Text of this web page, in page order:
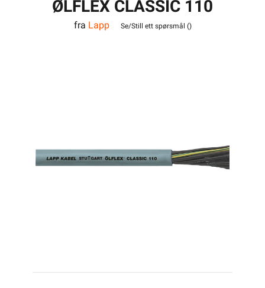
ØLFLEX CLASSIC 110
3G2,5
fra Lapp Se/Still ett spørsmål ()